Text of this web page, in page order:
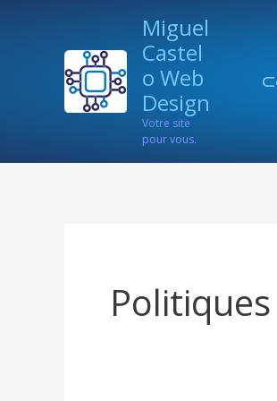
Miguel
Castel
o Web
Design
Votre site
pour vous.